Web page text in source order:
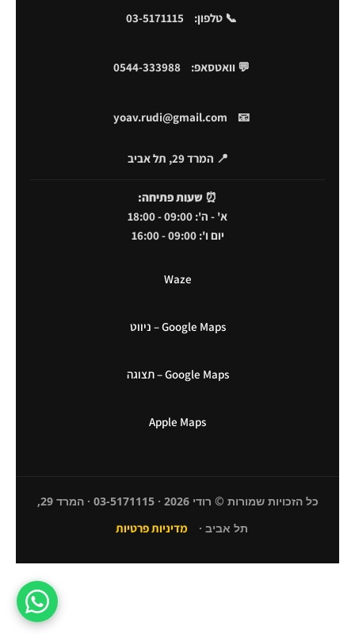
📞 טלפון: 03-5171115
💬 וואטסאפ: 0544-333988
📧
yoav.rudi@gmail.com
📍 המרד 29, תל אביב
⏰ שעות פתיחה:
א' - ה': 09:00 - 18:00
יום ו': 09:00 - 16:00
Waze
Google Maps – ניווט
Google Maps – תצוגה
Apple Maps
כל הזכויות שמורות © רודי 2026 · 03-5171115 · המרד 29,
תל אביב ·
מדיניות פרטיות